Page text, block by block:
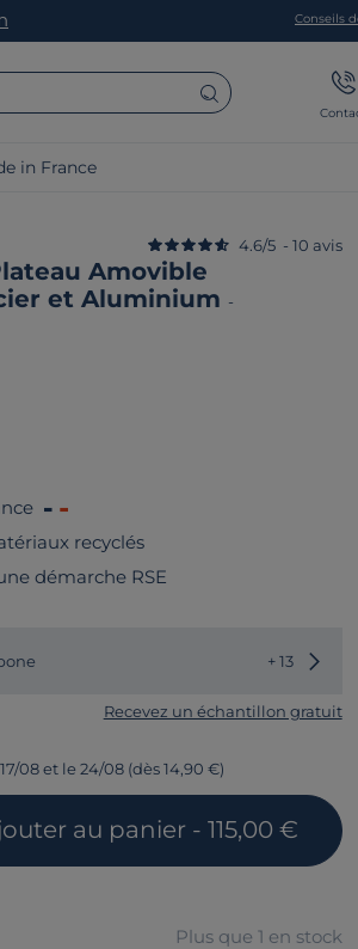
Conseils
in France
Amovible
et Aluminium -
4.6/5 - 10 avis
recyclés
démarche RSE
+ 13
Recevez un échantillon gratuit
08 et le 24/08 (dès 14,90 €)
au panier - 115,00 €
Plus que 1 en stock